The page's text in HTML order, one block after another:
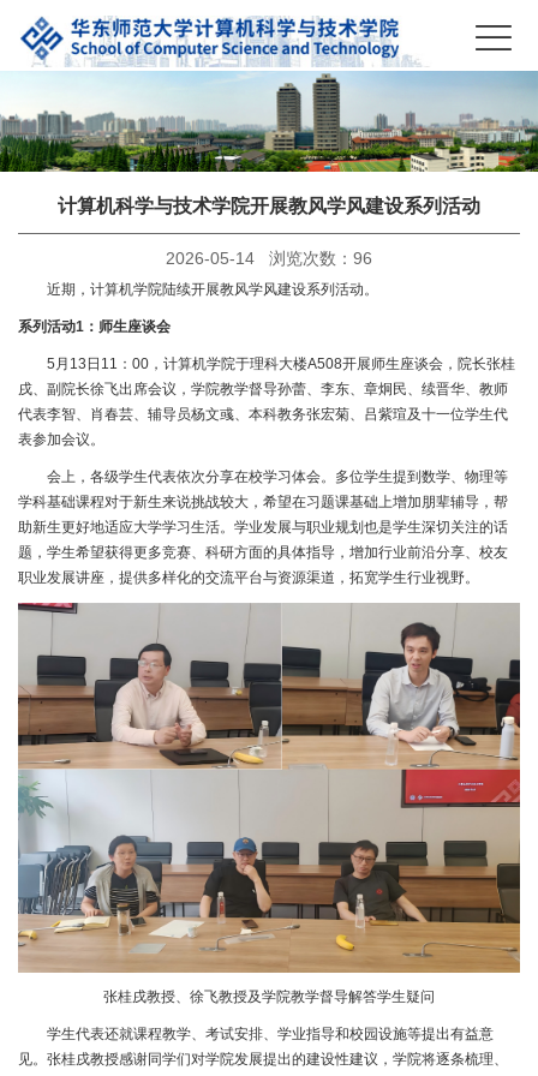
计算机科学与技术学院开展教风学风建设系列活动
2026-05-14 浏览次数： 96
近期，计算机学院陆续开展教风学风建设系列活动。
系列活动1：师生座谈会
5月13日11：00，计算机学院于理科大楼A508开展师生座谈会，院长张桂
戌、副院长徐飞出席会议，学院教学督导孙蕾、李东、章炯民、续晋华、教师
代表李智、肖春芸、辅导员杨文彧、本科教务张宏菊、吕紫瑄及十一位学生代
表参加会议。
会上，各级学生代表依次分享在校学习体会。多位学生提到数学、物理等
学科基础课程对于新生来说挑战较大，希望在习题课基础上增加朋辈辅导，帮
助新生更好地适应大学学习生活。学业发展与职业规划也是学生深切关注的话
题，学生希望获得更多竞赛、科研方面的具体指导，增加行业前沿分享、校友
职业发展讲座，提供多样化的交流平台与资源渠道，拓宽学生行业视野。
张桂戌教授、徐飞教授及学院教学督导解答学生疑问
学生代表还就课程教学、考试安排、学业指导和校园设施等提出有益意
见。张桂戌教授感谢同学们对学院发展提出的建设性建议，学院将逐条梳理、